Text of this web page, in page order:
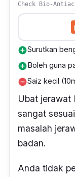
Check Bio-
add_circleSurutkan
add_circleBoleh guna
remove_circleSaiz kecil
Ubat jerawat
sangat
masalah
badan.
Anda tidak